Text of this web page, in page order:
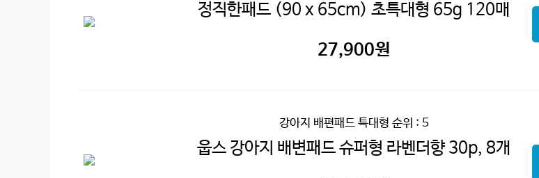
정직한패드 (90 x 65cm) 초특대형 65g 120매
27,900원
강아지 배편패드 특대형 순위 : 5
웁스 강아지 배변패드 슈퍼형 라벤더향 30p, 8개